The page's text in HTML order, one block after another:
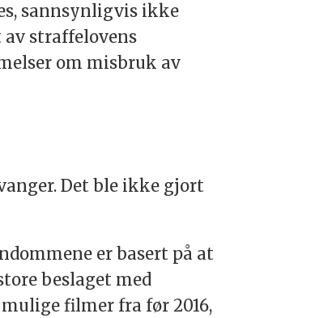
sannsynligvis ikke
straffelovens
om misbruk av
Det ble ikke gjort
er basert på at
beslaget med
filmer fra før 2016,